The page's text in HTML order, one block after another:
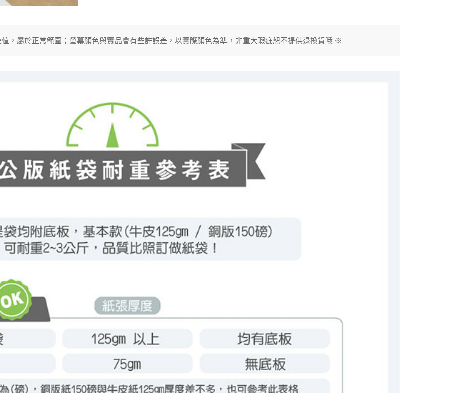
，屬於正常範圍；螢幕顏色與實品會有些許誤差，以實際顏色為準，非重大瑕疵恕不提供退換貨哦 ※